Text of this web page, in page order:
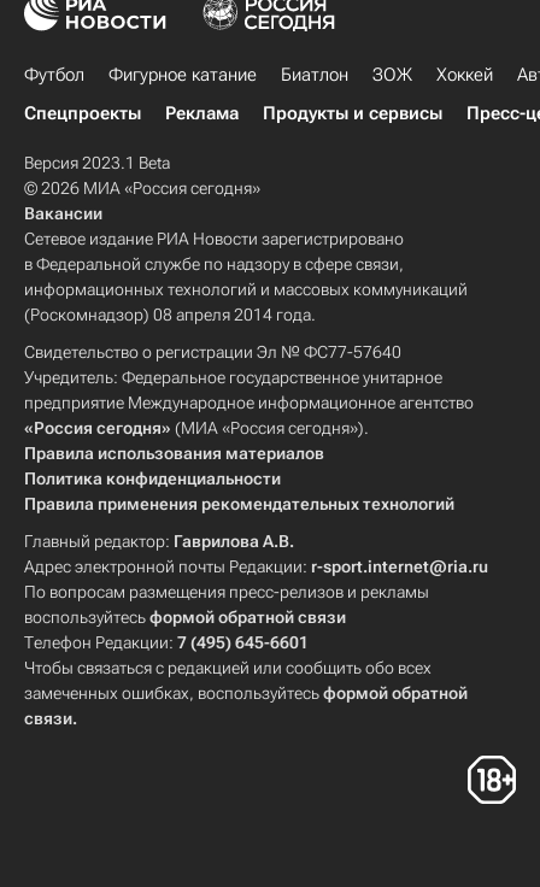
Футбол Фигурное катание Биатлон ЗОЖ Хоккей
Спецпроекты
Реклама Продукты и сервисы Пресс-
Версия 2023.1 Beta
© 2026 МИА «Россия сегодня»
Вакансии
Сетевое издание РИА Новости зарегистрировано
в Федеральной службе по надзору в сфере связи,
информационных технологий и массовых коммуникаций
(Роскомнадзор) 08 апреля 2014 года.
Свидетельство о регистрации Эл № ФС77-57640
Учредитель: Федеральное государственное унитарное
предприятие Международное информационное агентство
«Россия сегодня» (МИА «Россия сегодня»).
Правила использования материалов
Политика конфиденциальности
Правила применения рекомендательных технологий
Главный редактор: Гаврилова А.В.
Адрес электронной почты Редакции: r-sport.internet@ria.ru
По вопросам размещения пресс-релизов и рекламы
воспользуйтесьформой обратной связи
Телефон Редакции: 7 (495) 645-6601
Чтобы связаться с редакцией или сообщить обо всех
замеченных ошибках, воспользуйтесьформой обратной
связи.